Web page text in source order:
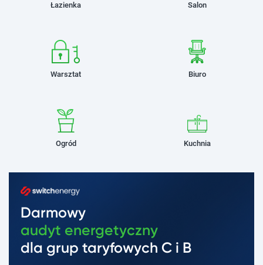
Łazienka Salon
Warsztat Biuro
Ogród Kuchnia
Darmowy
audyt energetyczny
dla grup taryfowych C i B